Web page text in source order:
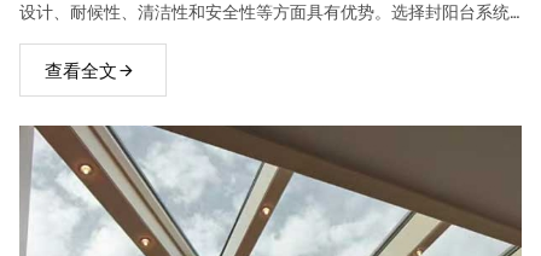
设计、耐候性、清洁性和安全性等方面具有优势。选择封阳台系统
体验。
查看全文